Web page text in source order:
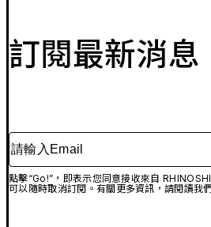
訂閱最新消息
請輸入Email
點擊“Go!”，即表示您同意接收來自
可以隨時取消訂閱。有關更多資訊，請閱讀我